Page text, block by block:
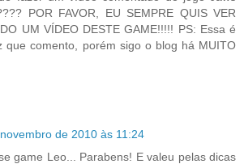
POR FAVOR, EU SEMPRE QUIS VER
UM VÍDEO DESTE GAME!!!!! PS: Essa é
que comento, porém sigo o blog há MUITO
de 2010 às 11:24
game Leo... Parabens! E valeu pelas dicas